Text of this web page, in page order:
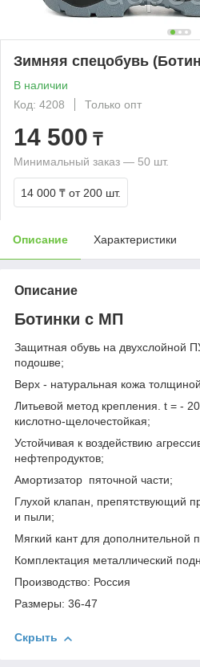
Зимняя спецобувь
В наличии
Код: 4208
Только опт
14 500 ₸
Минимальный заказ — 50 шт.
14 000 ₸ от 200 шт.
Описание Характеристики
Описание
Ботинки с МП
Защитная обувь на двухслойной
подошве;
Верх - натуральная кожа
Литьевой метод крепления. t = -
кислотно-щелочестойкая;
Устойчивая к воздействию
нефтепродуктов;
Амортизатор пяточной части;
Глухой клапан, препятствующий
и пыли;
Мягкий кант для дополнительной
Комплектация металлический
Производство: Россия
Размеры: 36-47
Скрыть